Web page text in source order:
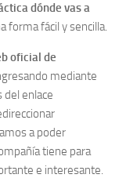
dónde vas a
forma fácil y sencilla.
oficial de
mediante
del enlace
a poder
tiene para
e interesante.